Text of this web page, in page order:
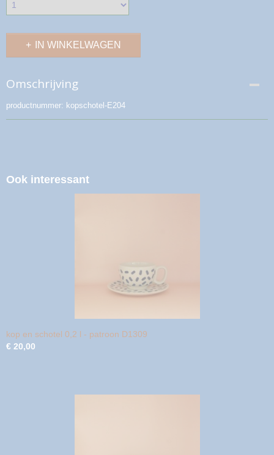
IN WINKELWAGEN
Omschrijving
productnummer: kopschotel-E204
Ook interessant
kop en schotel 0,2 l - patroon D1309
€ 20,00